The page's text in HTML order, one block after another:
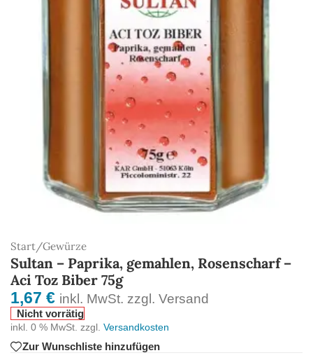
Start/Gewürze
Sultan – Paprika, gemahlen, Rosenscharf –
Aci Toz Biber 75g
1,67 € inkl. MwSt. zzgl. Versand
Nicht vorrätig
inkl. 0 % MwSt. zzgl. Versandkosten
Zur Wunschliste hinzufügen